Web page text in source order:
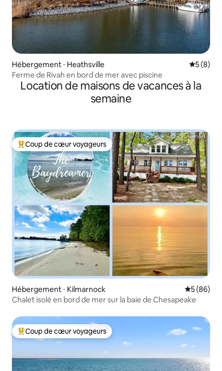
Hébergement ⋅ Heathsville
5 (8)
Ferme de Rivah en bord de mer avec piscine
Location de maisons de vacances à la
semaine
Coups de cœur voyageurs les plus appréciés
Coup de cœur voyageurs
Hébergement ⋅ Kilmarnock
5 (86)
Chalet isolé en bord de mer sur la baie de Chesapeake
Coups de cœur voyageurs les plus appréciés
Coup de cœur voyageurs